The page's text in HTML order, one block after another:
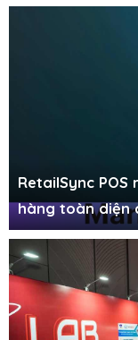
RetailSync
hàng toàn diện